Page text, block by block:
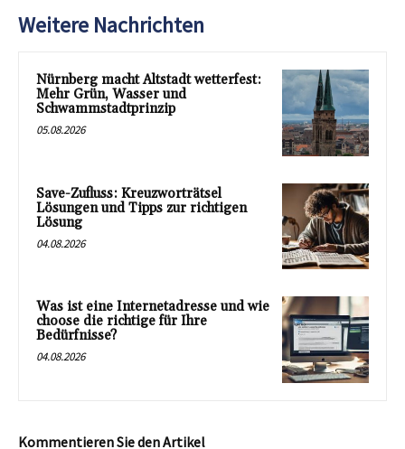
Weitere Nachrichten
Nürnberg macht Altstadt wetterfest:
Mehr Grün, Wasser und
Schwammstadtprinzip
05.08.2026
Save-Zufluss: Kreuzworträtsel
Lösungen und Tipps zur richtigen
Lösung
04.08.2026
Was ist eine Internetadresse und wie
choose die richtige für Ihre
Bedürfnisse?
04.08.2026
Kommentieren Sie den Artikel